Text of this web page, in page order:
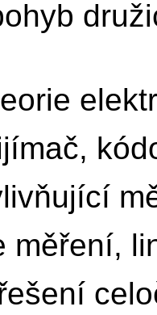
měření,